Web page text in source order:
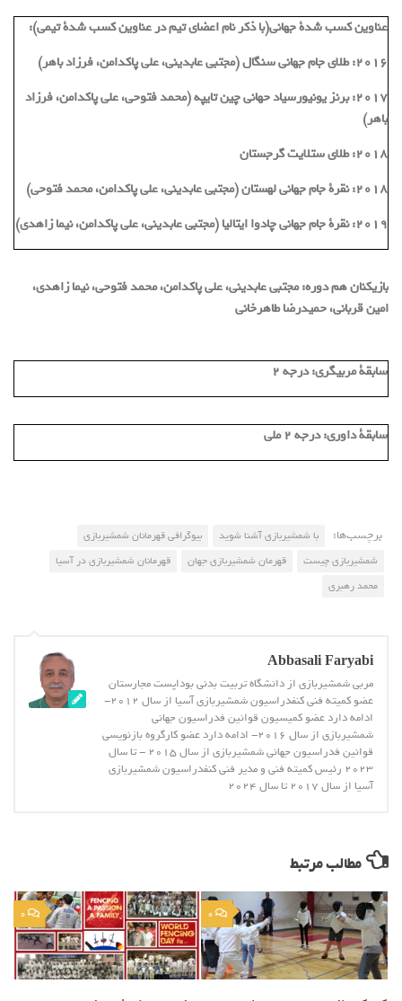
عناوین کسب شدة جهانی(با ذکر نام اعضای تیم در عناوین کسب شدة تیمی):
2016: طلای جام جهانی سنگال (مجتبی عابدینی، علی پاکدامن، فرزاد باهر)
2017: برنز یونیورسیاد حهانی چین تایپه (محمد فتوحی، علی پاکدامن، فرزاد
باهر)
2018: طلای ستلایت گرجستان
2018: نقرة جام جهانی لهستان (مجتبی عابدینی، علی پاکدامن، محمد فتوحی)
2019: نقرة جام جهانی چادوا ایتالیا (مجتبی عابدینی، علی پاکدامن، نیما زاهدی)
بازیکنان هم دوره:مجتبی عابدینی، علی پاکدامن، محمد فتوحی، نیما زاهدی،
امین قربانی، حمیدرضا طاهرخانی
سابقة مربیگری:درجه 2
سابقة داوری:درجه 2 ملی
برچسب‌ها: با شمشیربازی آشنا شوید
بیوگرافی قهرمانان شمشیربازی
شمشیربازی چیست
قهرمان شمشیربازی جهان
قهرمانان شمشیربازی در آسیا
محمد رهبری
Abbasali Faryabi
مربی شمشیربازی از دانشگاه تربیت بدنی بوداپست مجارستان
عضو کمیته فنی کنفدراسیون شمشیربازی آسیا از سال 2012-
ادامه دارد عضو کمیسیون قوانین فدراسیون جهانی
شمشیربازی از سال 2016- ادامه دارد عضو کارگروه بازنویسی
قوانین فدراسیون جهانی شمشیربازی از سال 2015 - تا سال
2023 رئیس کمیته فنی و مدیر فنی کنفدراسیون شمشیربازی
آسیا از سال 2017 تا سال 2024
مطالب مرتبط
0
0